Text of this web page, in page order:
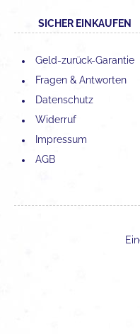
SICHER EINKAUFEN
Geld-zurück-Garantie
Fragen & Antworten
Datenschutz
Widerruf
Impressum
AGB